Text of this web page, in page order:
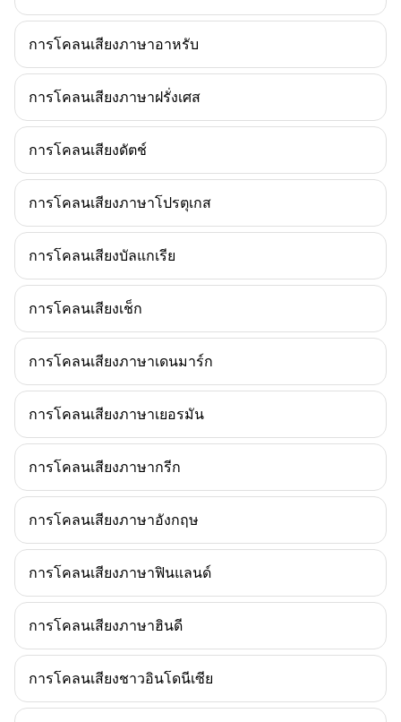
การโคลนเสียงภาษาอาหรับ
การโคลนเสียงภาษาฝรั่งเศส
การโคลนเสียงดัตช์
การโคลนเสียงภาษาโปรตุเกส
การโคลนเสียงบัลแกเรีย
การโคลนเสียงเช็ก
การโคลนเสียงภาษาเดนมาร์ก
การโคลนเสียงภาษาเยอรมัน
การโคลนเสียงภาษากรีก
การโคลนเสียงภาษาอังกฤษ
การโคลนเสียงภาษาฟินแลนด์
การโคลนเสียงภาษาฮินดี
การโคลนเสียงชาวอินโดนีเซีย